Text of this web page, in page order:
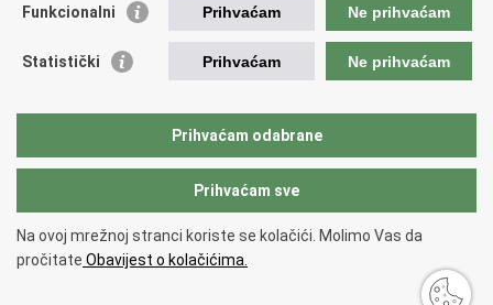
Hrvatski audiovizualni centar
Creative Europe
EU National Institutes for Culture
Međunarodni centar za podvodnu arheologiju u Zadru (MCPA)
Copyright © 2026 Ministarstvo kulture i medija.
pristupačnosti.
Funkcionalni Prihvaćam Ne prihvaćam
Statistički Prihvaćam Ne prihvaćam
Prihvaćam odabrane
Prihvaćam sve
Na ovoj mrežnoj stranci koriste se kolačići. Molimo Vas da
pročitate Obavijest o kolačićima.